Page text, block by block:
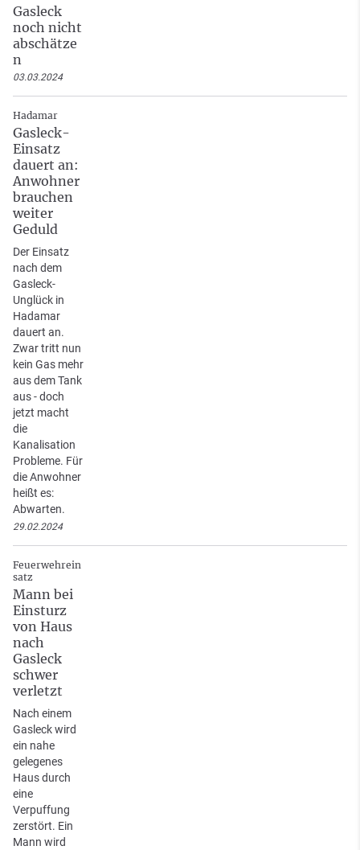
Gasleck
noch nicht
abschätze
n
03.03.2024
Hadamar
Gasleck-
Einsatz
dauert an:
Anwohner
brauchen
weiter
Geduld
Der Einsatz
nach dem
Gasleck-
Unglück in
Hadamar
dauert an.
Zwar tritt nun
kein Gas mehr
aus dem Tank
aus - doch
jetzt macht
die
Kanalisation
Probleme. Für
die Anwohner
heißt es:
Abwarten.
29.02.2024
Feuerwehrein
satz
Mann bei
Einsturz
von Haus
nach
Gasleck
schwer
verletzt
Nach einem
Gasleck wird
ein nahe
gelegenes
Haus durch
eine
Verpuffung
zerstört. Ein
Mann wird